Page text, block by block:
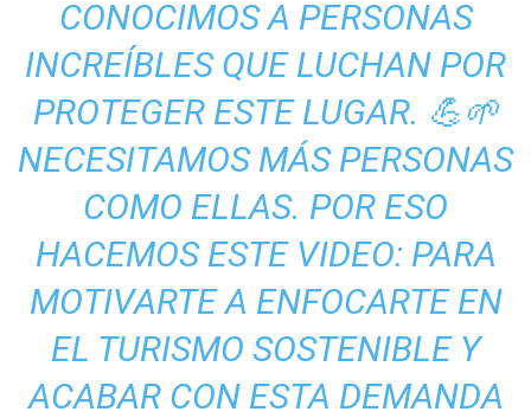
CONOCIMOS A PERSONAS
INCREÍBLES QUE LUCHAN POR
PROTEGER ESTE LUGAR. 💪🌱
NECESITAMOS MÁS PERSONAS
COMO ELLAS. POR ESO
HACEMOS ESTE VIDEO: PARA
MOTIVARTE A ENFOCARTE EN
EL TURISMO SOSTENIBLE Y
ACABAR CON ESTA DEMANDA